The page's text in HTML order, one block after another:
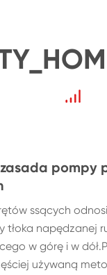
zasada pompy
ssących
tłoka napędzanej
w górę i w
używaną